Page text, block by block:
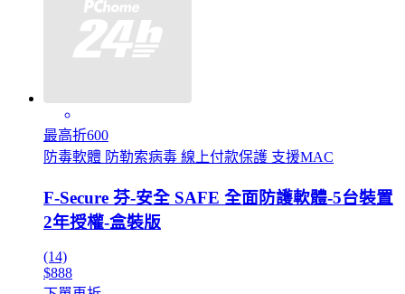
最高折600
防毒軟體 防勒索病毒 線上付款保護 支援MAC
F-Secure 芬-安全 SAFE 全面防護軟體-5台裝置
2年授權-盒裝版
(14)
$888